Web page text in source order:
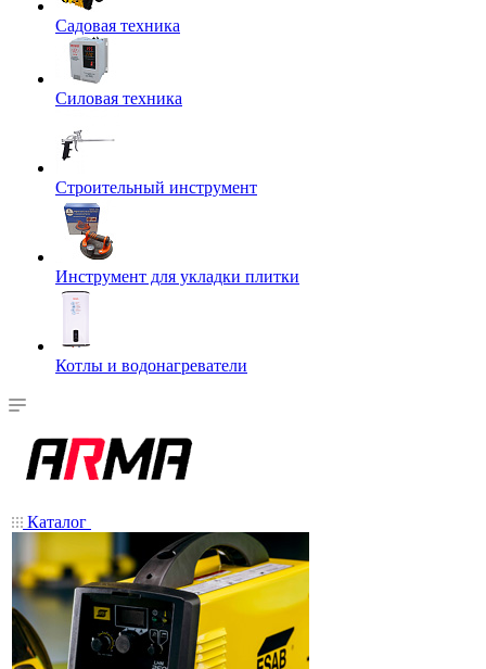
Садовая техника
Силовая техника
Строительный инструмент
Инструмент для укладки плитки
Котлы и водонагреватели
Каталог